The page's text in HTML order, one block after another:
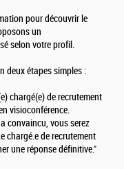
pour découvrir le
un
selon votre profil.
deux étapes simples :
chargé(e) de recrutement
visioconférence.
convaincu, vous serez
chargé.e de recrutement
une réponse définitive."